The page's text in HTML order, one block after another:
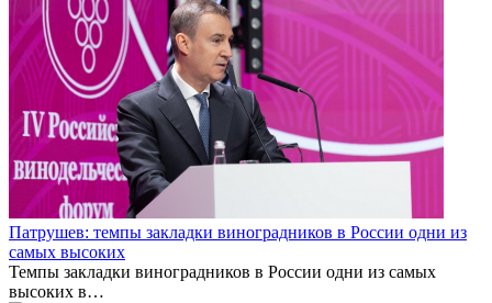
Патрушев: темпы закладки виноградников в России одни из
самых высоких
Темпы закладки виноградников в России одни из самых
высоких в…